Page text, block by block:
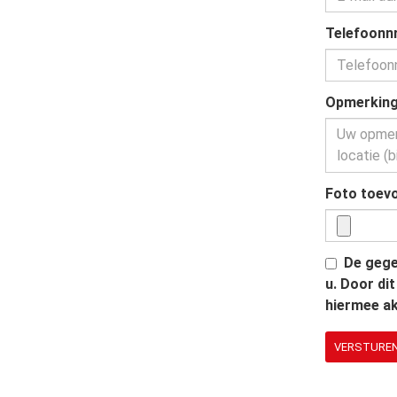
Foto
De
u. Door
hiermee